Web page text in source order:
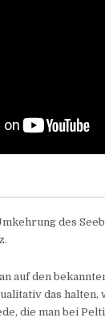
des
auf den
das
die man bei